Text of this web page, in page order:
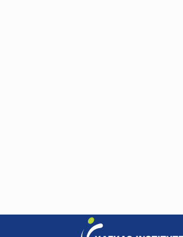
παρακολούθησης και γενικότερα διαχείρισης
μεθοδολογία επιλογής και αξιολόγησης